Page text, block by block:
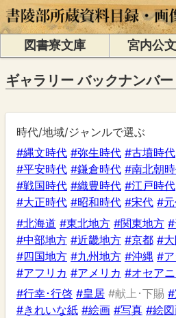
図書寮文庫 宮内公
ギャラリー バックナンバー
時代/地域/ジャンルで選ぶ
#縄文時代 #弥生時代 #古墳時代
#平安時代 #鎌倉時代 #南北朝
#戦国時代 #織豊時代 #江戸時代
#大正時代 #昭和時代 #宋代 #
#北海道 #東北地方 #関東地方
#中部地方 #近畿地方 #京都 #大
#四国地方 #九州地方 #沖縄 #
#アフリカ #アメリカ #オセア
#行幸･行啓 #皇居 #献上･下賜
#きれいな紙 #絵画 #写真 #絵